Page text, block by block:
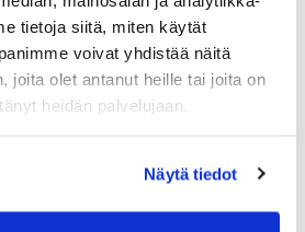
tietoja siitä, miten käytät
voivat yhdistää näitä
joita olet antanut heille tai joita on
heidän palvelujaan.
Näytä tiedot